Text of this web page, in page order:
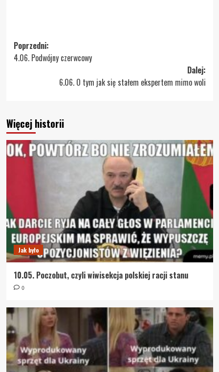
Zobacz
wpisy
Poprzedni:
4.06. Podwójny czerwcowy
Dalej:
6.06. O tym jak się stałem ekspertem mimo woli
Więcej historii
Jak było
10.05. Poczobut, czyli wiwisekcja polskiej racji stanu
0